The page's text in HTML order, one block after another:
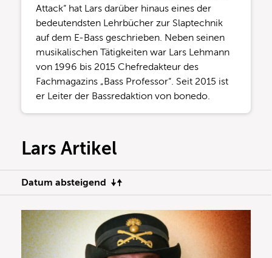
Attack“ hat Lars darüber hinaus eines der
bedeutendsten Lehrbücher zur Slaptechnik
auf dem E-Bass geschrieben. Neben seinen
musikalischen Tätigkeiten war Lars Lehmann
von 1996 bis 2015 Chefredakteur des
Fachmagazins „Bass Professor“. Seit 2015 ist
er Leiter der Bassredaktion von bonedo.
Lars Artikel
Datum absteigend